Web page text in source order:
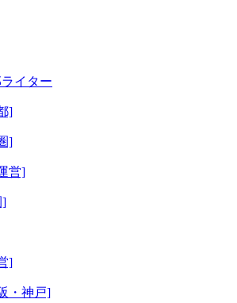
イター
]
]
営]
]
]
・神戸]